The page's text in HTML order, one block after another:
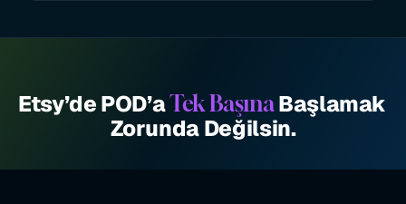
Etsy’de POD’a Tek Başına Başlamak
Zorunda Değilsin.